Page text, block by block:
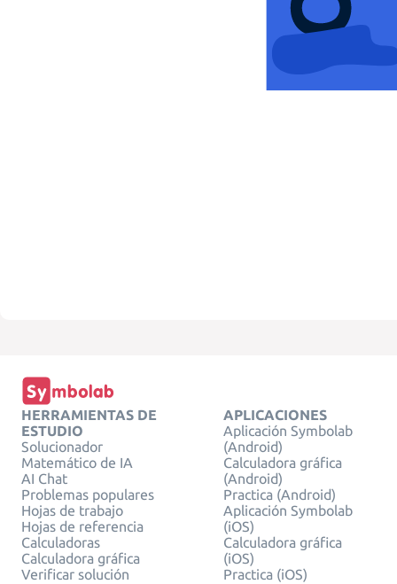
HERRAMIENTAS DE
ESTUDIO
Solucionador
Matemático de IA
AI Chat
Problemas populares
Hojas de trabajo
Hojas de referencia
Calculadoras
Calculadora gráfica
Verificar solución
APLICACIONES
Aplicación Symbolab
(Android)
Calculadora gráfica
(Android)
Practica (Android)
Aplicación Symbolab
(iOS)
Calculadora gráfica
(iOS)
Practica (iOS)